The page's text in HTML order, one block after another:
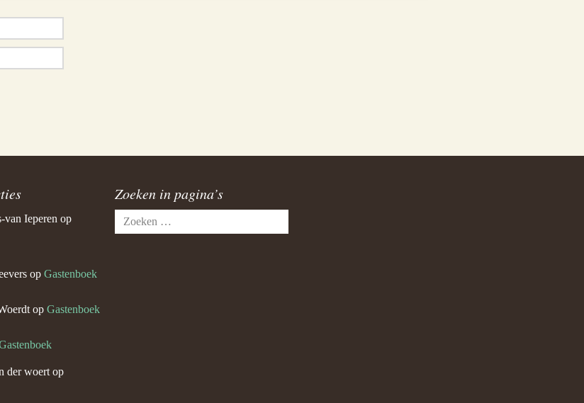
van Ieperen op
op Gastenboek
op Gastenboek
der woert op
Zoeken in pagina’s
Zoeken
naar: